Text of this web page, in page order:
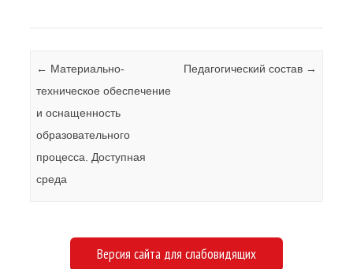
Навигация по записям
← Материально-
техническое обеспечение
и оснащенность
образовательного
процесса. Доступная
среда
Педагогический состав →
Версия сайта для слабовидящих